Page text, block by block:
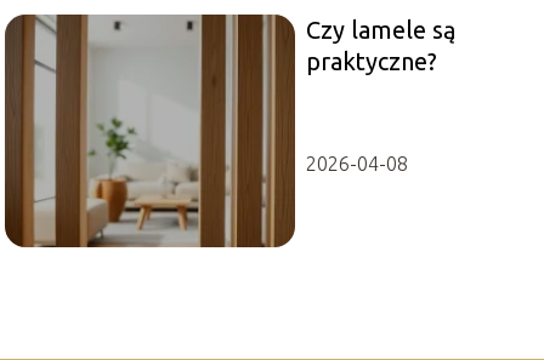
Czy lamele są
praktyczne?
2026-04-08